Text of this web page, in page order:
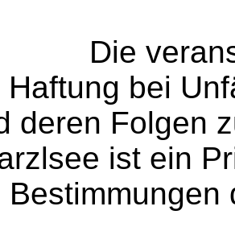
Die
Haftung bei
deren Folgen
ist ein
Bestimmungen